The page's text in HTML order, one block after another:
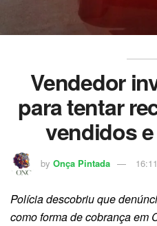
Vendedor
para tentar
vendidos
by Onça Pintada
Polícia descobriu que
como forma de cobrança em